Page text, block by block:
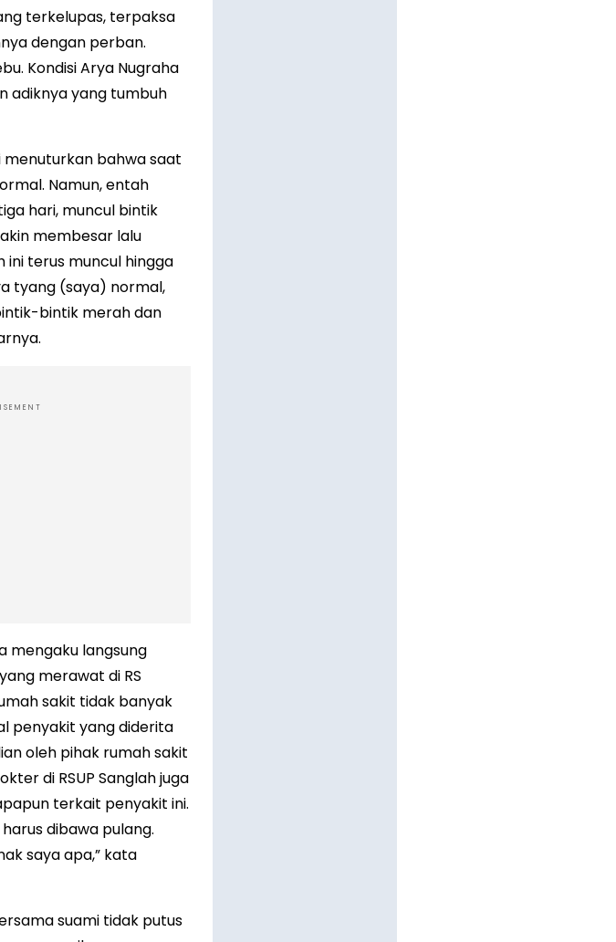
terkelupas, terpaksa
dengan perban.
Kondisi Arya Nugraha
adiknya yang tumbuh
menuturkan bahwa saat
Namun, entah
hari, muncul bintik
membesar lalu
terus muncul hingga
tyang (saya) normal,
bintik merah dan
mengaku langsung
merawat di RS
sakit tidak banyak
penyakit yang diderita
oleh pihak rumah sakit
di RSUP Sanglah juga
terkait penyakit ini.
dibawa pulang.
saya apa,” kata
suami tidak putus